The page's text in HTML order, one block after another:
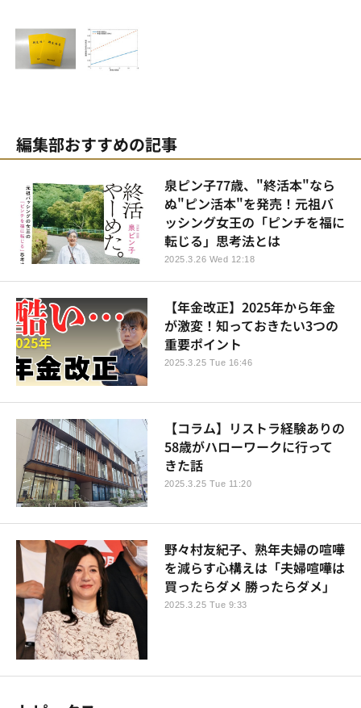
編集部おすすめの記事
泉ピン子77歳、"終活本"なら
ぬ"ピン活本"を発売！元祖バ
ッシング女王の「ピンチを福に
転じる」思考法とは
2025.3.26 Wed 12:18
【年金改正】2025年から年金
が激変！知っておきたい3つの
重要ポイント
2025.3.25 Tue 16:46
【コラム】リストラ経験ありの
58歳がハローワークに行って
きた話
2025.3.25 Tue 11:20
野々村友紀子、熟年夫婦の喧嘩
を減らす心構えは「夫婦喧嘩は
買ったらダメ 勝ったらダメ」
2025.3.25 Tue 9:33